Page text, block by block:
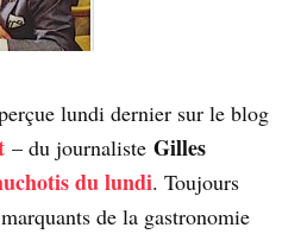
lundi dernier sur le blog
– du journaliste Gilles
du lundi. Toujours
de la gastronomie